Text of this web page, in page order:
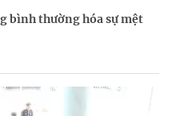
bình thường hóa sự mệt